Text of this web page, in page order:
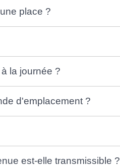
place ?
la journée ?
d'emplacement ?
est-elle transmissible ?